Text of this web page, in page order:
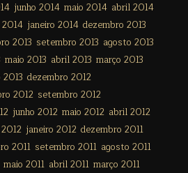
junho 2014 maio 2014 abril 2014
janeiro 2014 dezembro 2013
2013 setembro 2013 agosto 2013
maio 2013 abril 2013 março 2013
dezembro 2012
2012 setembro 2012
junho 2012 maio 2012 abril 2012
janeiro 2012 dezembro 2011
2011 setembro 2011 agosto 2011
maio 2011 abril 2011 março 2011